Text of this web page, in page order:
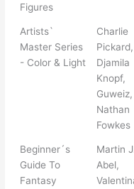
Figures
Artists`
Master Series
- Color & Light
Charlie
Pickard,
Djamila
Knopf,
Guweiz,
Nathan
Fowkes
Beginner´s
Guide To
Fantasy
Martin
Abel,